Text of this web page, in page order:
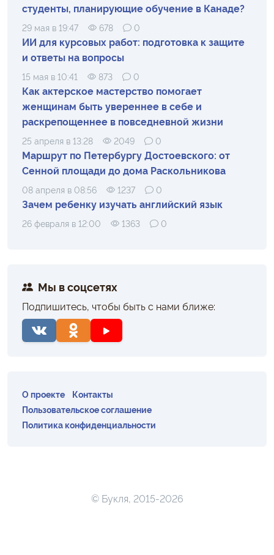
студенты, планирующие обучение в Канаде?
29 мая в 19:47 678 0
ИИ для курсовых работ: подготовка к защите
и ответы на вопросы
15 мая в 10:41 873 0
Как актерское мастерство помогает
женщинам быть увереннее в себе и
раскрепощеннее в повседневной жизни
25 апреля в 13:28 2049 0
Маршрут по Петербургу Достоевского: от
Сенной площади до дома Раскольникова
08 апреля в 08:56 1237 0
Зачем ребенку изучать английский язык
26 февраля в 12:00 1363 0
Мы в соцсетях
Подпишитесь, чтобы быть с нами ближе:
О проекте
Контакты
Пользовательское соглашение
Политика конфиденциальности
© Букля, 2015-2026